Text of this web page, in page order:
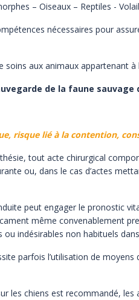
– Oiseaux – Reptiles -
nécessaires pour
aux animaux appartenant à
de la faune sauvage
risque lié à la contention,
tout acte chirurgical
ou, dans le cas d’actes
peut engager le pronostic
même convenablement
indésirables non habituels
parfois l’utilisation de
les chiens est recommandé,